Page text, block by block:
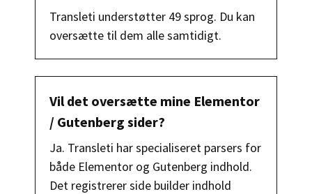
Transleti understøtter 49 sprog. Du kan
oversætte til dem alle samtidigt.
Vil det oversætte mine Elementor
/ Gutenberg sider?
Ja. Transleti har specialiseret parsers for
både Elementor og Gutenberg indhold.
Det registrerer side builder indhold